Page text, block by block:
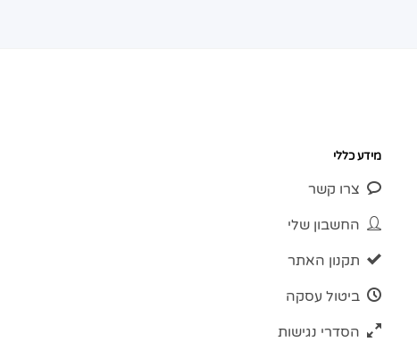
מידע כללי
צרו קשר
החשבון שלי
תקנון האתר
ביטול עסקה
הסדרי נגישות